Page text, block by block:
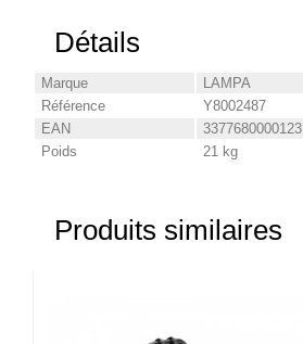
Détails
Marque
LAMPA
Référence
Y8002487
EAN
3377680000123
Poids
21 kg
Produits similaires